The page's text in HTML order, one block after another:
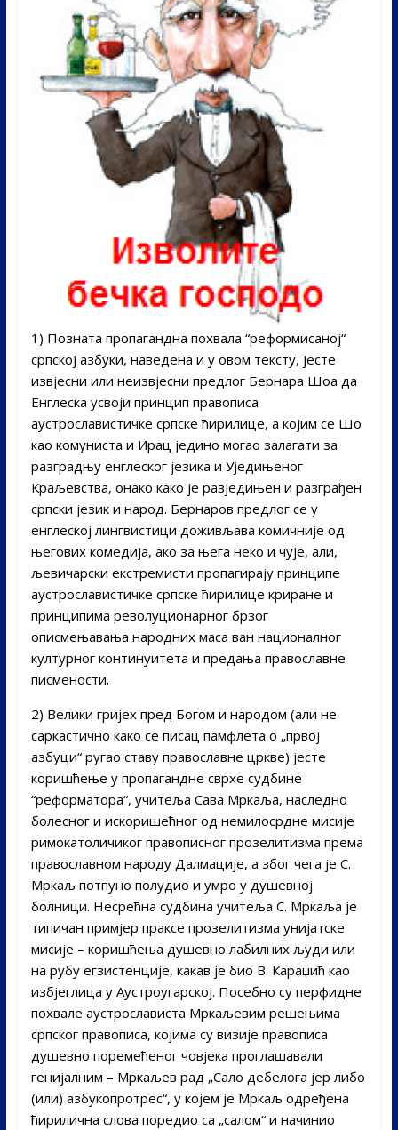
1) Позната пропагандна похвала “реформисаној“
српској азбуки, наведена и у овом тексту, јесте
извјесни или неизвјесни предлог Бернара Шоа да
Енглеска усвоји принцип правописа
аустрославистичке српске ћирилице, а којим се Шо
као комуниста и Ирац једино могао залагати за
разградњу енглеског језика и Уједињеног
Краљевства, онако како је разједињен и разграђен
српски језик и народ. Бернаров предлог се у
енглеској лингвистици доживљава комичније од
његових комедија, ако за њега неко и чује, али,
љевичарски екстремисти пропагирају принципе
аустрославистичке српске ћирилице криране и
принципима револуционарног брзог
описмењавања народних маса ван националног
културног континуитета и предања православне
писмености.
2) Велики гријех пред Богом и народом (али не
саркастично како се писац памфлета о „првој
азбуци“ ругао ставу православне цркве) јесте
коришћење у пропагандне сврхе судбине
“реформатора“, учитеља Сава Мркаља, наследно
болесног и искоришећног од немилосрдне мисије
римокатоличиког правописног прозелитизма према
православном народу Далмације, а због чега је С.
Мркаљ потпуно полудио и умро у душевној
болници. Несрећна судбина учитеља С. Мркаља је
типичан примјер праксе прозелитизма унијатске
мисије – коришћења душевно лабилних људи или
на рубу егзистенције, какав је био В. Караџић као
избјеглица у Аустроугарској. Посебно су перфидне
похвале аустрослависта Мркаљевим решењима
српског правописа, којима су визије правописа
душевно поремећеног човјека проглашавали
генијалним – Мркаљев рад „Сало дебелога јер либо
(или) азбукопротрес“, у којем је Мркаљ одређена
ћирилична слова поредио са „салом“ и начинио